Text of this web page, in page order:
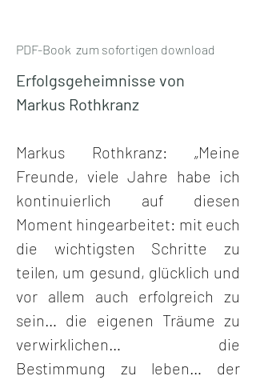
PDF-Book zum sofortigen download
Erfolgsgeheimnisse von
Markus Rothkranz
Markus Rothkranz: „Meine
Freunde, viele Jahre habe ich
kontinuierlich auf diesen
Moment hingearbeitet: mit euch
die wichtigsten Schritte zu
teilen, um gesund, glücklich und
vor allem auch erfolgreich zu
sein… die eigenen Träume zu
verwirklichen…  die
Bestimmung zu leben… der